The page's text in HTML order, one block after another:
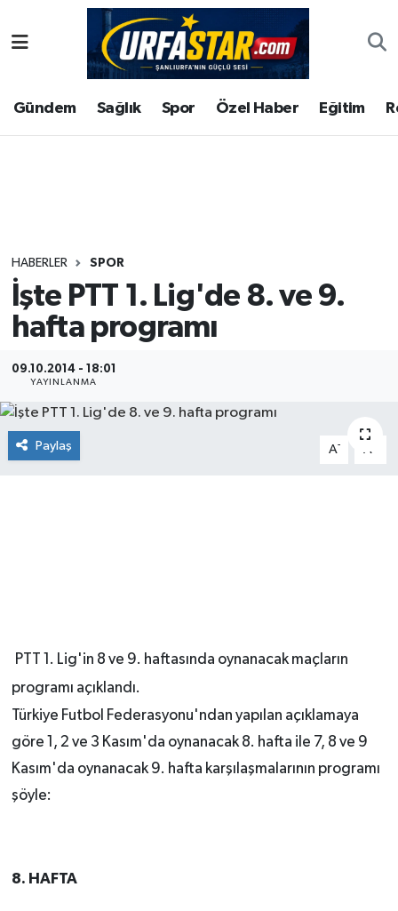
Gündem Sağlık Spor Özel Haber Eğitim
HABERLER SPOR
İşte PTT 1. Lig'de 8. ve 9.
hafta programı
09.10.2014 - 18:01
YAYINLANMA
Paylaş A- A
PTT 1. Lig'in 8 ve 9. haftasında oynanacak maçların
programı açıklandı.
Türkiye Futbol Federasyonu'ndan yapılan açıklamaya
göre 1, 2 ve 3 Kasım'da oynanacak 8. hafta ile 7, 8 ve 9
Kasım'da oynanacak 9. hafta karşılaşmalarının programı
şöyle:
8. HAFTA
ASAYİS
ÇEVRE
Gündem
Kültür
Magazin
Şanlıurfa Nöbetçi Eczaneler
Şanlıurfa Hava Durumu
Tüm Manşetler
Son Dakika Haberleri
Haber Arşivi